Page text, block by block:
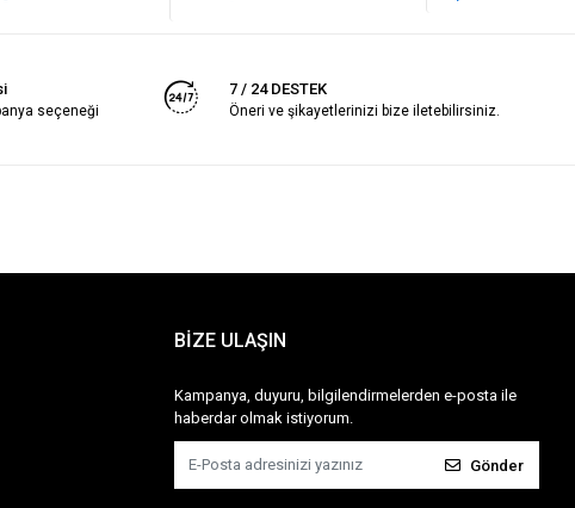
seçeneği
7 / 24 DESTEK
Öneri ve şikayetlerinizi bize iletebilirsiniz.
BİZE ULAŞIN
Kampanya, duyuru, bilgilendirmelerden e-posta ile
haberdar olmak istiyorum.
Gönder